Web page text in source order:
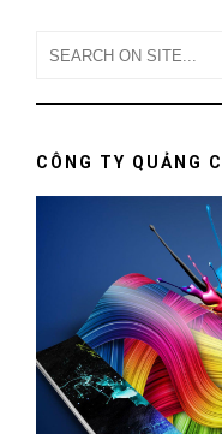
CÔNG TY QUẢNG